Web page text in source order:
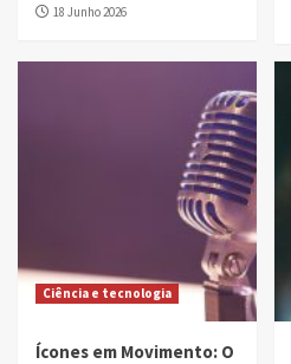
18 Junho 2026
Ciência e tecnologia
Ícones em Movimento: O